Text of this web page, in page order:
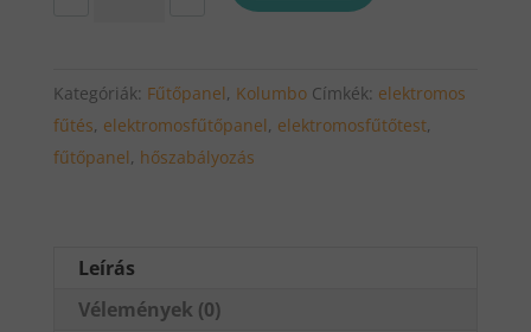
/
1250W
/
Kategóriák: Fűtőpanel, Kolumbo Címkék: elektromos
fűtés, elektromosfűtőpanel, elektromosfűtőtest,
fűtőpanel, hőszabályozás
Leírás
Vélemények (0)